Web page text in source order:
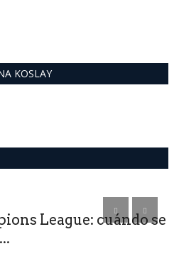
KOSLAY
League: cuándo se